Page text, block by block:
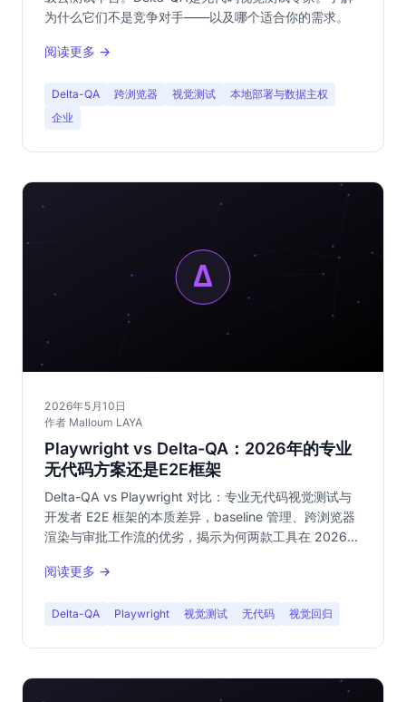
为什么它们不是竞争对手——以及哪个适合你的需求。
阅读更多 →
Delta-QA 跨浏览器 视觉测试
本地部署与数据主权
企业
2026年5月10日
作者 Malloum LAYA
Playwright vs Delta-QA：2026年的专业
无代码方案还是E2E框架
Delta-QA vs Playwright 对比：专业无代码视觉测试与
开发者 E2E 框架的本质差异，baseline 管理、跨浏览器
渲染与审批工作流的优劣，揭示为何两款工具在 2026
阅读更多 →
Delta-QA Playwright 视觉测试 无代码 视觉回归